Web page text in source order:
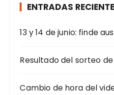
ENTRADAS
13 y 14 de junio: finde
Resultado del sorteo
Cambio de hora del